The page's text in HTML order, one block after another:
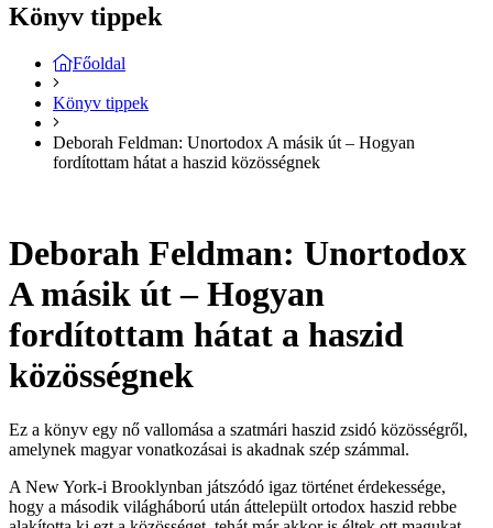
Könyv tippek
Főoldal
Könyv tippek
Deborah Feldman: Unortodox A másik út – Hogyan
fordítottam hátat a haszid közösségnek
Deborah Feldman: Unortodox
A másik út – Hogyan
fordítottam hátat a haszid
közösségnek
Ez a könyv egy nő vallomása a szatmári haszid zsidó közösségről,
amelynek magyar vonatkozásai is akadnak szép számmal.
A New York-i Brooklynban játszódó igaz történet érdekessége,
hogy a második világháború után áttelepült ortodox haszid rebbe